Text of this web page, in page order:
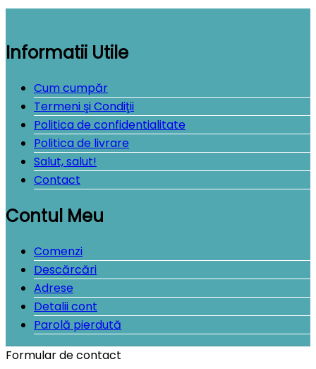
Informatii Utile
Cum cumpăr
Termeni şi Condiţii
Politica de confidentialitate
Politica de livrare
Salut, salut!
Contact
Contul Meu
Comenzi
Descărcări
Adrese
Detalii cont
Parolă pierdută
Formular de contact